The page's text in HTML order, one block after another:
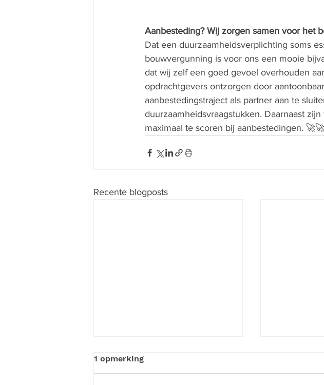
Aanbesteding? Wij zorgen samen voor het
Dat een duurzaamheidsverplichting soms
bouwvergunning is voor ons een mooie
dat wij zelf een goed gevoel overhouden
opdrachtgevers ontzorgen door
aanbestedingstraject als partner aan te
duurzaamheidsvraagstukken. Daarnaast
maximaal te scoren bij aanbestedingen.
Recente blogposts
1 opmerking